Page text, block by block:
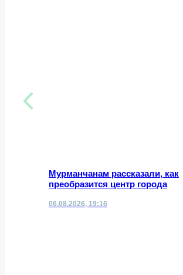
Мурманчанам рассказали, как
преобразится центр города
06.08.2026, 19:16